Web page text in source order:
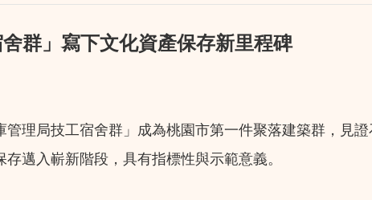
群」寫下文化資產保存新里程碑
理局技工宿舍群」成為桃園市第一件聚落建築群，見
邁入嶄新階段，具有指標性與示範意義。